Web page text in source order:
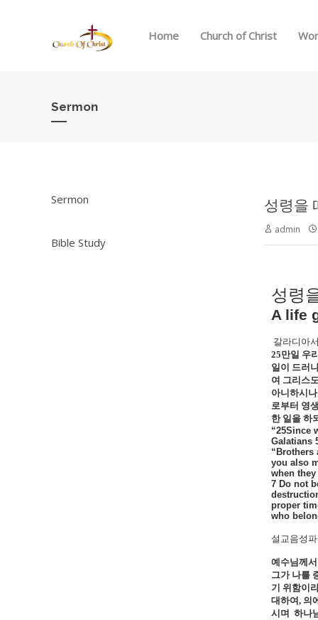
Home Church of Christ
Sermon
Sermon
Bible Study
성령을
admin
성령
A life
갈라디아
25만일 우
일이 드러
여 그리스
아니하시
로부터 영
한 일을 하
“25Since
Galatians
“Brothers
you also
when they
7 Do not
proper
who
설교음성
예수님께
그가 나를
기 위함이
대하여 , 의
시며 하나